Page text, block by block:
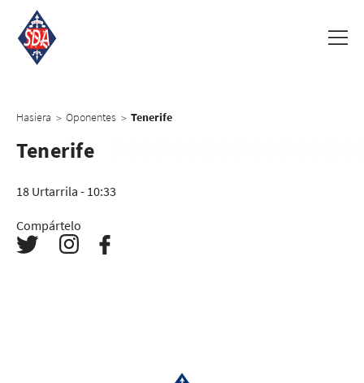
Hasiera > Oponentes > Tenerife
Tenerife
18 Urtarrila - 10:33
Compártelo